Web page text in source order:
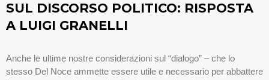
SUL DISCORSO POLITICO: RISPOSTA
A LUIGI GRANELLI
Anche le ultime nostre considerazioni sul “dialogo” – che lo
stesso Del Noce ammette essere utile e necessario per abbattere